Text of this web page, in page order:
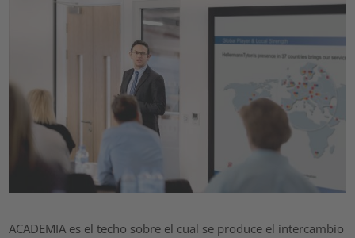
ACADEMIA es el techo sobre el cual se produce el intercambio